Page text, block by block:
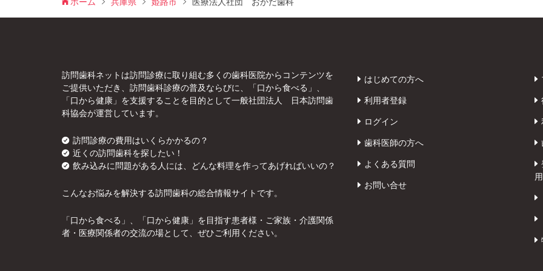
訪問歯科ネットは訪問診療に取り組む多くの歯科医院からコンテンツを
ご提供いただき、訪問歯科診療の普及ならびに、「口から食べる」、
「口から健康」を支援することを目的として一般社団法人 日本訪問歯
科協会が運営しています。
訪問診療の費用はいくらかかるの？
近くの訪問歯科を探したい！
飲み込みに問題がある人には、どんな料理を作ってあげればいいの？
こんなお悩みを解決する訪問歯科の総合情報サイトです。
「口から食べる」、「口から健康」を目指す患者様・ご家族・介護関係
者・医療関係者の交流の場として、ぜひご利用ください。
はじめての方へ
利用者登録
ログイン
歯科医師の方へ
よくある質問
お問い合せ